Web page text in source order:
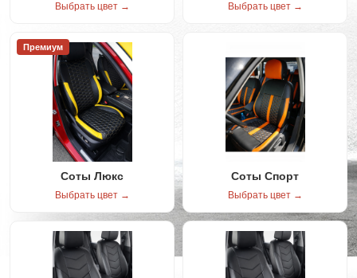
Выбрать цвет → Выбрать цвет →
Премиум
Соты Люкс
Выбрать цвет →
Соты Спорт
Выбрать цвет →